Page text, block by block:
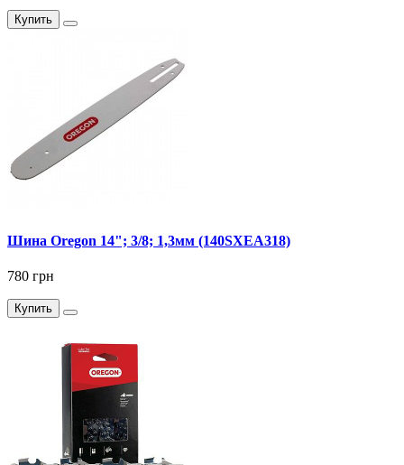
Купить
Шина Oregon 14"; 3/8; 1,3мм (140SXEA318)
780 грн
Купить